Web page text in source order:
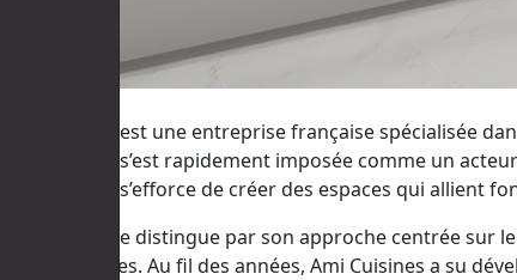
Ami Cuisines est une entreprise française spécialisée
cette société s’est rapidement imposée comme un
Ami Cuisines s’efforce de créer des espaces qui allient
L’entreprise se distingue par son approche centrée
personnalisées. Au fil des années, Ami Cuisines a su